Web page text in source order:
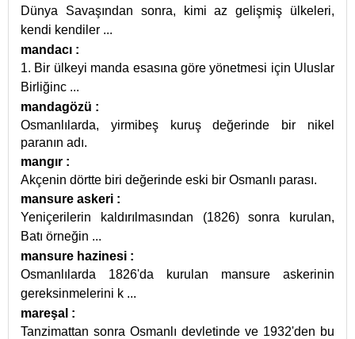
Dünya Savaşından sonra, kimi az gelişmiş ülkeleri,
kendi kendiler ...
mandacı :
1. Bir ülkeyi manda esasına göre yönetmesi için Uluslar
Birliğinc ...
mandagözü :
Osmanlılarda, yirmibeş kuruş değerinde bir nikel
paranın adı.
mangır :
Akçenin dörtte biri değerinde eski bir Osmanlı parası.
mansure askeri :
Yeniçerilerin kaldırılmasından (1826) sonra kurulan,
Batı örneğin ...
mansure hazinesi :
Osmanlılarda 1826'da kurulan mansure askerinin
gereksinmelerini k ...
mareşal :
Tanzimattan sonra Osmanlı devletinde ve 1932'den bu